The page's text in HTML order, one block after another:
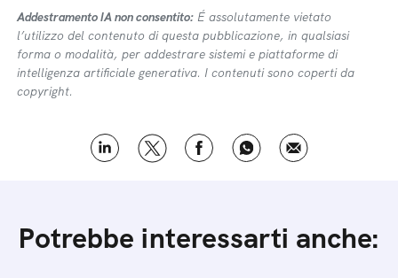
Addestramento IA non consentito: É assolutamente vietato
l’utilizzo del contenuto di questa pubblicazione, in qualsiasi
forma o modalità, per addestrare sistemi e piattaforme di
intelligenza artificiale generativa. I contenuti sono coperti da
copyright.
Potrebbe interessarti anche: